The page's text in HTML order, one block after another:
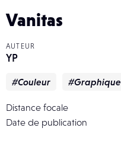
Vanitas
AUTEUR
YP
#Couleur #Graphique
Distance focale
Date de publication